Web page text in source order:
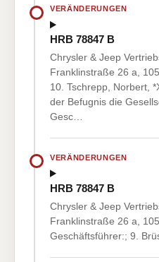
VERÄNDERUNGEN
HRB 78847 B
Chrysler & Jeep
Franklinstraße 26 a,
10. Tschrepp, Norbert,
der Befugnis die
Gesc…
VERÄNDERUNGEN
HRB 78847 B
Chrysler & Jeep
Franklinstraße 26 a,
Geschäftsführer:; 9.